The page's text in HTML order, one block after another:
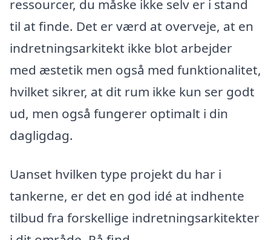
ressourcer, du måske ikke selv er i stand
til at finde. Det er værd at overveje, at en
indretningsarkitekt ikke blot arbejder
med æstetik men også med funktionalitet,
hvilket sikrer, at dit rum ikke kun ser godt
ud, men også fungerer optimalt i din
dagligdag.
Uanset hvilken type projekt du har i
tankerne, er det en god idé at indhente
tilbud fra forskellige indretningsarkitekter